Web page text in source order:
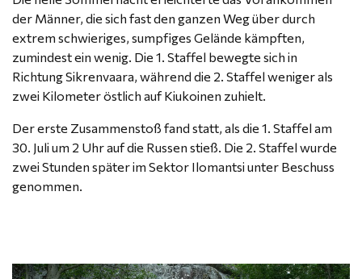
der Männer, die sich fast den ganzen Weg über durch
extrem schwieriges, sumpfiges Gelände kämpften,
zumindest ein wenig. Die 1. Staffel bewegte sich in
Richtung Sikrenvaara, während die 2. Staffel weniger als
zwei Kilometer östlich auf Kiukoinen zuhielt.
Der erste Zusammenstoß fand statt, als die 1. Staffel am
30. Juli um 2 Uhr auf die Russen stieß. Die 2. Staffel wurde
zwei Stunden später im Sektor Ilomantsi unter Beschuss
genommen.